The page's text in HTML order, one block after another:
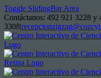
Toggle SlidingBar Area
Contáctanos: 492 921 3228 y
3308|